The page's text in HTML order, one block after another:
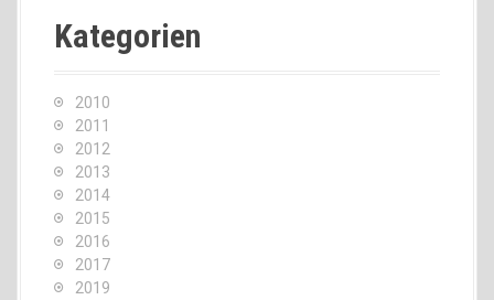
Kategorien
2010
2011
2012
2013
2014
2015
2016
2017
2019